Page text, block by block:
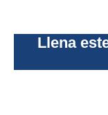
Llena